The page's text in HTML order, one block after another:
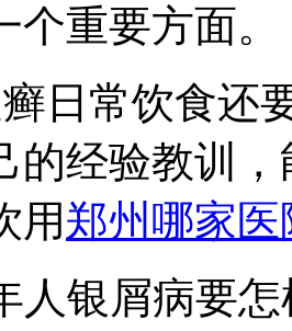
重要方面。
日常饮食还
的经验教训
用郑州哪家
银屑病要怎